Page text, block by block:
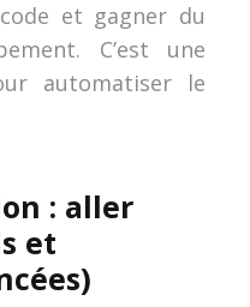
et gagner du
C’est une
automatiser le
: aller
et